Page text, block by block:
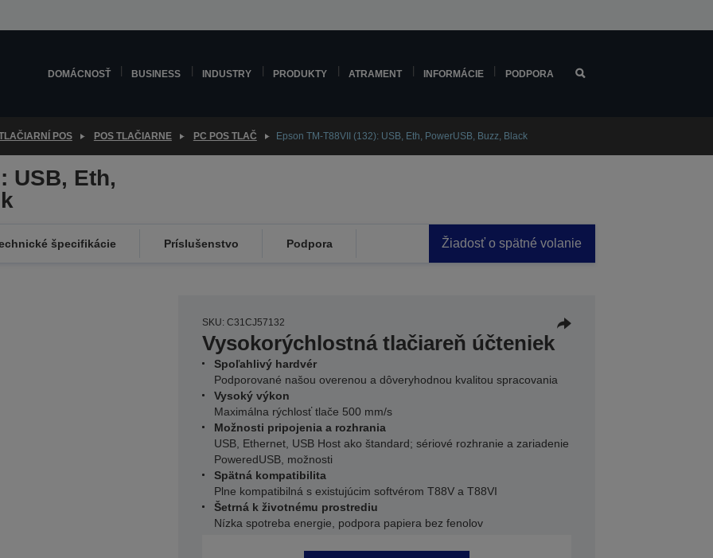
DOMÁCNOSŤ BUSINESS INDUSTRY PRODUKTY ATRAMENT INFORMÁCIE PODPORA
POS POS TLAČIARNE PC POS TLAČ Epson TM-T88VII (132): USB, Eth, PowerUSB, Buzz, Black
USB, Eth,
špecifikácie Príslušenstvo Podpora Žiadosť o spätné volanie
SKU: C31CJ57132
Vysokorýchlostná tlačiareň účteniek
Spoľahlivý hardvér
Podporované našou overenou a dôveryhodnou kvalitou spracovania
Vysoký výkon
Maximálna rýchlosť tlače 500 mm/s
Možnosti pripojenia a rozhrania
USB, Ethernet, USB Host ako štandard; sériové rozhranie a zariadenie
PoweredUSB, možnosti
Spätná kompatibilita
Plne kompatibilná s existujúcim softvérom T88V a T88VI
Šetrná k životnému prostrediu
Nízka spotreba energie, podpora papiera bez fenolov